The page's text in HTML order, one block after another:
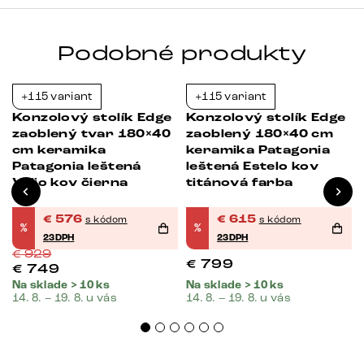
Podobné produkty
+115 variant
Konzolový stolík Edge
zaoblený tvar 180×40
cm keramika
Patagonia leštená
Velio kov čierna
%
€ 576 s kódom
23DPH
€929
€ 749
Na sklade > 10 ks
14. 8. – 19. 8. u vás
+115 variant
Konzolový stolík Edge
zaoblený 180×40 cm
keramika Patagonia
leštená Estelo kov
titánová farba
%
€ 615 s kódom
23DPH
€ 799
Na sklade > 10 ks
14. 8. – 19. 8. u vás